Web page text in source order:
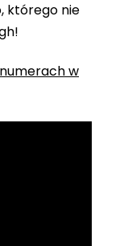
którego nie
w